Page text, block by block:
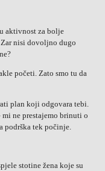
aktivnost za bolje
nisi dovoljno dugo
početi. Zato smo tu da
plan koji odgovara tebi.
ne prestajemo brinuti o
podrška tek počinje.
stotine žena koje su